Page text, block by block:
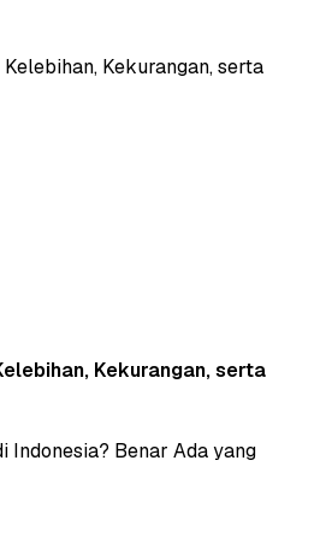
Kekurangan, serta